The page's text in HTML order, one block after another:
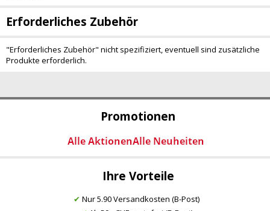
Promotionen
Ihre Vorteile
✔ Nur 5.90 Versandkosten (B-Post)
Erforderliches Zubehör
"Erforderliches Zubehör" nicht spezifiziert, eventuell sind zusätzliche
Produkte erforderlich.